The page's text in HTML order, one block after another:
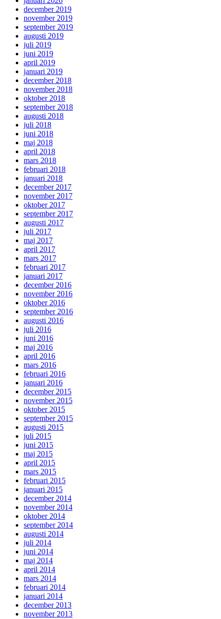
december 2019
november 2019
september 2019
augusti 2019
juli 2019
juni 2019
april 2019
januari 2019
december 2018
november 2018
oktober 2018
september 2018
augusti 2018
juli 2018
juni 2018
maj 2018
april 2018
mars 2018
februari 2018
januari 2018
december 2017
november 2017
oktober 2017
september 2017
augusti 2017
juli 2017
maj 2017
april 2017
mars 2017
februari 2017
januari 2017
december 2016
november 2016
oktober 2016
september 2016
augusti 2016
juli 2016
juni 2016
maj 2016
april 2016
mars 2016
februari 2016
januari 2016
december 2015
november 2015
oktober 2015
september 2015
augusti 2015
juli 2015
juni 2015
maj 2015
april 2015
mars 2015
februari 2015
januari 2015
december 2014
november 2014
oktober 2014
september 2014
augusti 2014
juli 2014
juni 2014
maj 2014
april 2014
mars 2014
februari 2014
januari 2014
december 2013
november 2013